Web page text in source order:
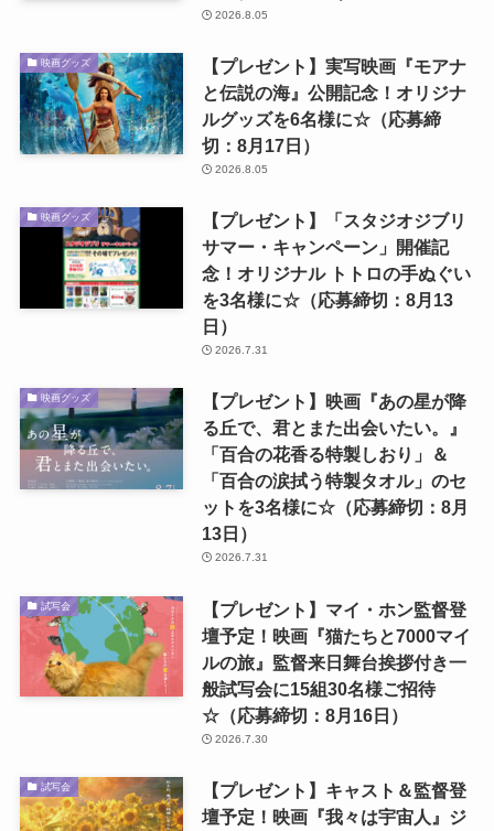
2026.8.05
映画グッズ
【プレゼント】実写映画『モアナ
と伝説の海』公開記念！オリジナ
ルグッズを6名様に☆（応募締
切：8月17日）
2026.8.05
映画グッズ
【プレゼント】「スタジオジブリ
サマー・キャンペーン」開催記
念！オリジナル トトロの手ぬぐい
を3名様に☆（応募締切：8月13
日）
2026.7.31
映画グッズ
【プレゼント】映画『あの星が降
る丘で、君とまた出会いたい。』
「百合の花香る特製しおり」＆
「百合の涙拭う特製タオル」のセ
ットを3名様に☆（応募締切：8月
13日）
2026.7.31
試写会
【プレゼント】マイ・ホン監督登
壇予定！映画『猫たちと7000マイ
ルの旅』監督来日舞台挨拶付き一
般試写会に15組30名様ご招待
☆（応募締切：8月16日）
2026.7.30
試写会
【プレゼント】キャスト＆監督登
壇予定！映画『我々は宇宙人』ジ